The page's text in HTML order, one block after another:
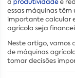
essas máquinas
importante calcular
agrícola seja
Neste artigo, vamos
de máquinas
tomar decisões